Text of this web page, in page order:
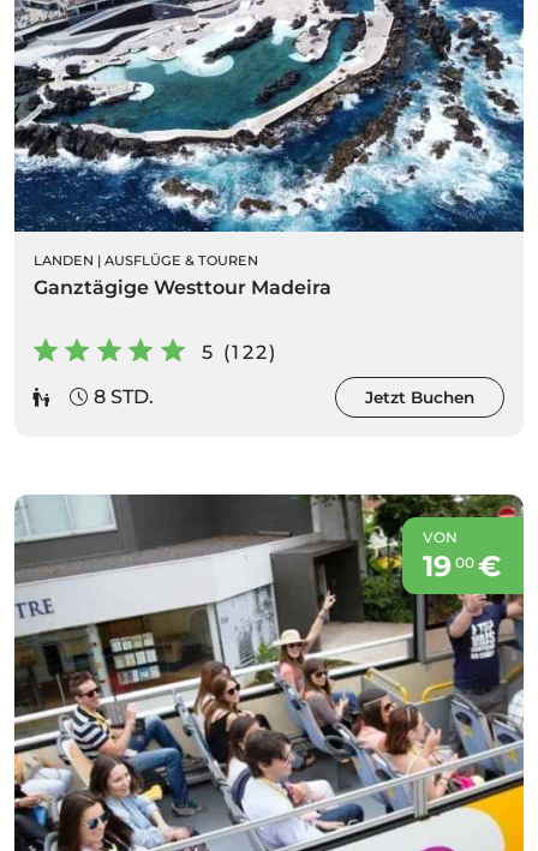
LANDEN | AUSFLÜGE & TOUREN
Ganztägige Westtour Madeira
5 (122)
8 STD.
Jetzt Buchen
VON
19 00€